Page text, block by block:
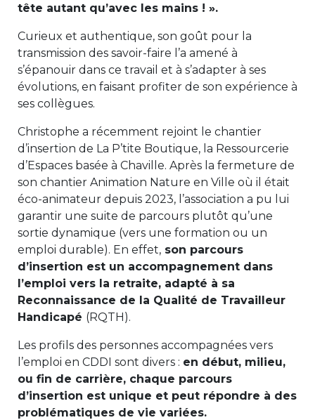
tête autant qu’avec les mains ! ».
Curieux et authentique, son goût pour la
transmission des savoir-faire l’a amené à
s’épanouir dans ce travail et à s’adapter à ses
évolutions, en faisant profiter de son expérience à
ses collègues.
Christophe a récemment rejoint le chantier
d’insertion de La P’tite Boutique, la Ressourcerie
d’Espaces basée à Chaville. Après la fermeture de
son chantier Animation Nature en Ville où il était
éco-animateur depuis 2023, l’association a pu lui
garantir une suite de parcours plutôt qu’une
sortie dynamique (vers une formation ou un
emploi durable). En effet,son parcours
d’insertion est un accompagnement dans
l’emploi vers la retraite, adapté à sa
Reconnaissance de la Qualité de Travailleur
Handicapé (RQTH).
Les profils des personnes accompagnées vers
l’emploi en CDDI sont divers : en début, milieu,
ou fin de carrière, chaque parcours
d’insertion est unique et peut répondre à des
problématiques de vie variées.